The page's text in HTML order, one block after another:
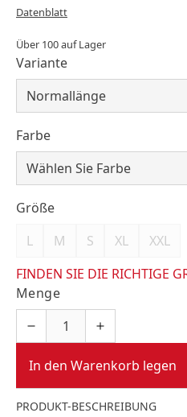
Datenblatt
Über 100 auf Lager
Variante
Farbe
Größe
L
M S XL
XXL
FINDEN SIE DIE RICHTIGE
Menge
In den Warenkorb legen
PRODUKT-BESCHREIBUNG